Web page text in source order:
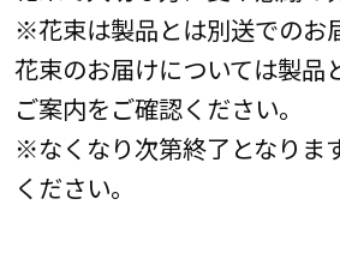
※花束は製品とは別送でのお
花束のお届けについては製品
ご案内をご確認ください。
※なくなり次第終了となりま
ください。